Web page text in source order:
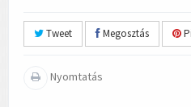
Tweet Megosztás
Nyomtatás